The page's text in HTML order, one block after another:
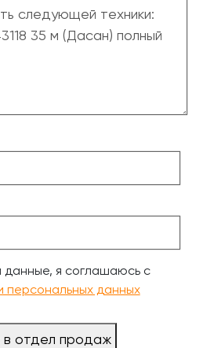
я соглашаюсь с
персональных данных
в отдел продаж